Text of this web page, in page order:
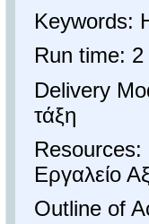
Keywords:
Run time: 2
Delivery
τάξη
Εργαλείο
Outline of